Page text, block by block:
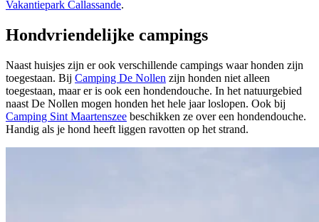
Vakantiepark Callassande.
Hondvriendelijke campings
Naast huisjes zijn er ook verschillende campings waar honden zijn
toegestaan. Bij Camping De Nollen zijn honden niet alleen
toegestaan, maar er is ook een hondendouche. In het natuurgebied
naast De Nollen mogen honden het hele jaar loslopen. Ook bij
Camping Sint Maartenszee beschikken ze over een hondendouche.
Handig als je hond heeft liggen ravotten op het strand.